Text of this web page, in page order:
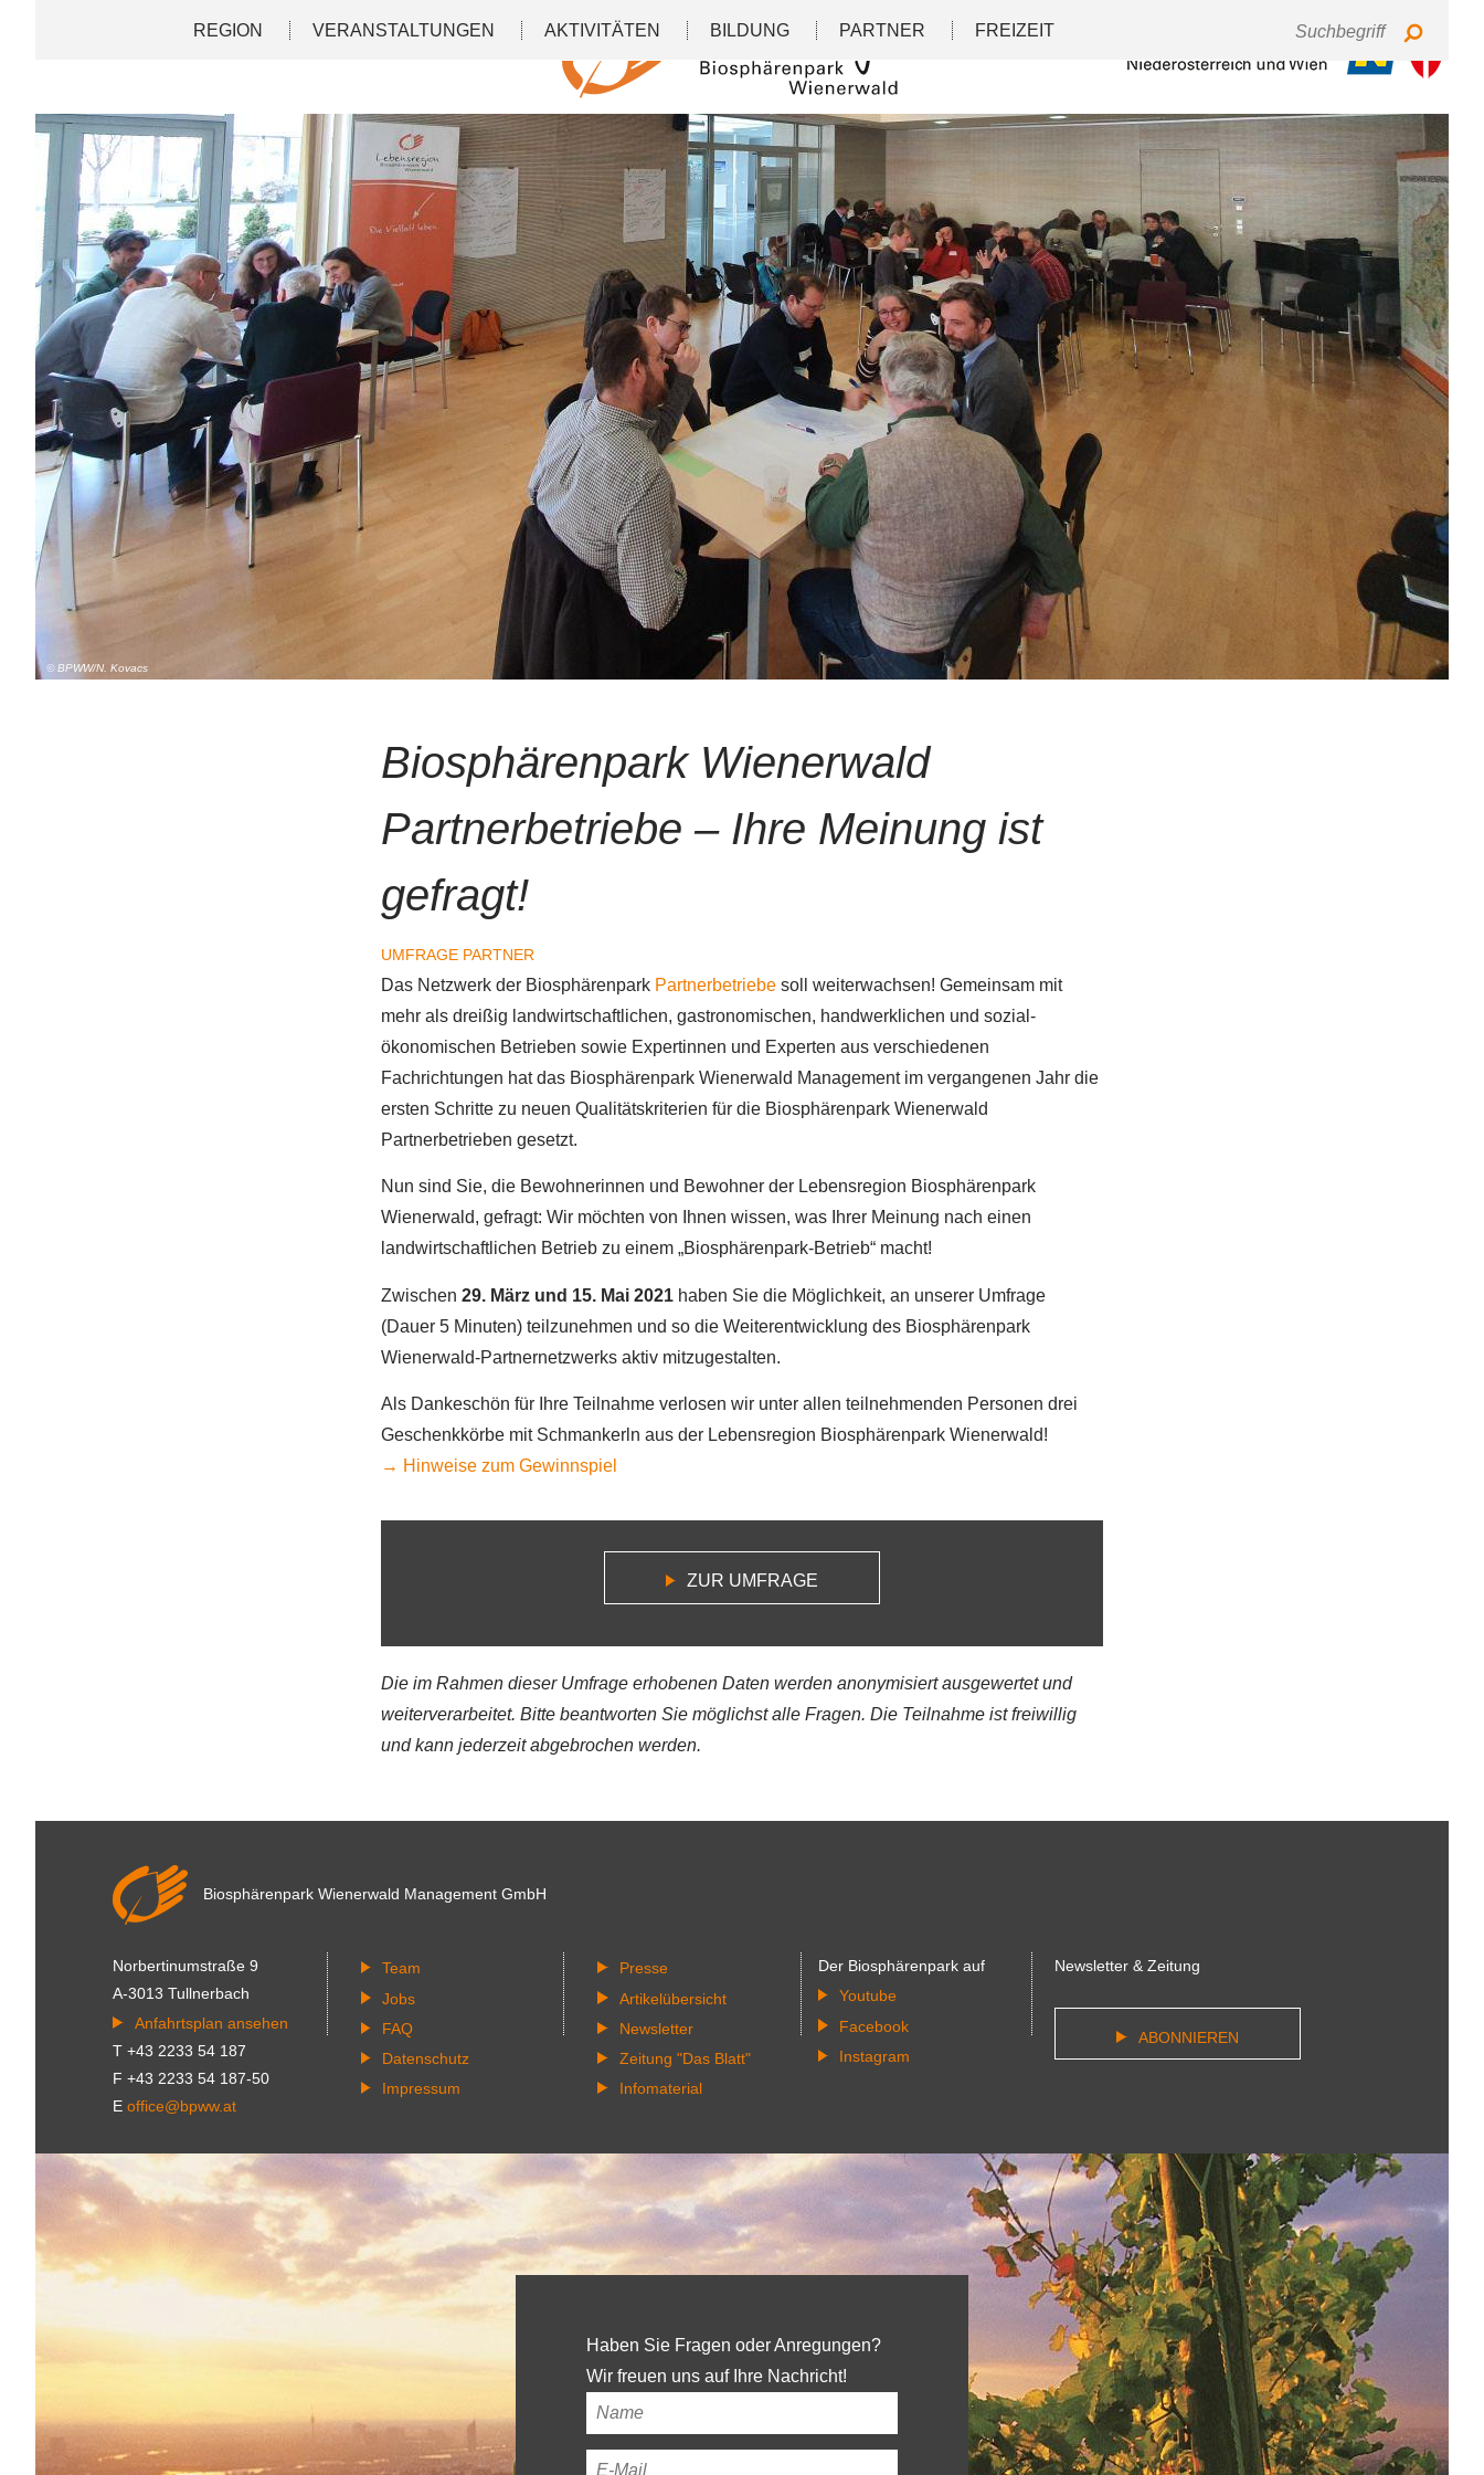
Tastaturbedienung Kontrast
REGION VERANSTALTUNGEN AKTIVITÄTEN BILDUNG PARTNER FREIZEIT
© BPWW/N. Kovacs
Biosphärenpark Wienerwald
Partnerbetriebe – Ihre Meinung ist
gefragt!
UMFRAGE PARTNER
Das Netzwerk der Biosphärenpark Partnerbetriebesoll weiterwachsen! Gemeinsam mit
mehr als dreißig landwirtschaftlichen, gastronomischen, handwerklichen und sozial-
ökonomischen Betrieben sowie Expertinnen und Experten aus verschiedenen
Fachrichtungen hat das Biosphärenpark Wienerwald Management im vergangenen Jahr die
ersten Schritte zu neuen Qualitätskriterien für die Biosphärenpark Wienerwald
Partnerbetrieben gesetzt.
Nun sind Sie, die Bewohnerinnen und Bewohner der Lebensregion Biosphärenpark
Wienerwald, gefragt: Wir möchten von Ihnen wissen, was Ihrer Meinung nach einen
landwirtschaftlichen Betrieb zu einem „Biosphärenpark-Betrieb“ macht!
Zwischen 29. März und 15. Mai 2021haben Sie die Möglichkeit, an unserer Umfrage
(Dauer 5 Minuten) teilzunehmen und so die Weiterentwicklung des Biosphärenpark
Wienerwald-Partnernetzwerks aktiv mitzugestalten.
Als Dankeschön für Ihre Teilnahme verlosen wir unter allen teilnehmenden Personen drei
Geschenkkörbe mit Schmankerln aus der Lebensregion Biosphärenpark Wienerwald!
→ Hinweise zum Gewinnspiel
ZUR UMFRAGE
Die im Rahmen dieser Umfrage erhobenen Daten werden anonymisiert ausgewertet und
weiterverarbeitet. Bitte beantworten Sie möglichst alle Fragen. Die Teilnahme ist freiwillig
und kann jederzeit abgebrochen werden.
Biosphärenpark Wienerwald Management GmbH
Norbertinumstraße 9
A-3013 Tullnerbach
Anfahrtsplan ansehen
T +43 2233 54 187
F +43 2233 54 187-50
E office@bpww.at
Team
Jobs
FAQ
Datenschutz
Impressum
Presse
Artikelübersicht
Newsletter
Zeitung "Das Blatt"
Infomaterial
Der Biosphärenpark auf
Youtube
Facebook
Instagram
Newsletter & Zeitung
ABONNIEREN
Haben Sie Fragen oder Anregungen?
Wir freuen uns auf Ihre Nachricht!
Ihr
Name*
Ihre